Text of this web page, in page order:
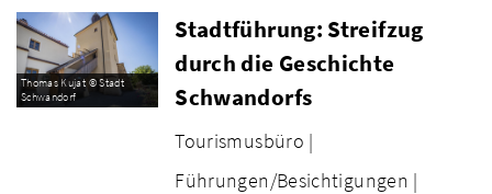
Thomas Kujat © Stadt
Schwandorf
Stadtführung: Streifzug
durch die Geschichte
Schwandorfs
Tourismusbüro |
Führungen/Besichtigungen |